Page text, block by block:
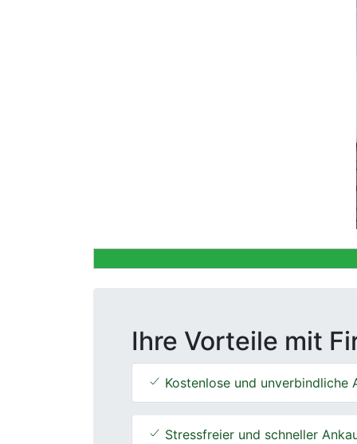
Ihre Vorteile mit
Kostenlose und
Stressfreier und schneller